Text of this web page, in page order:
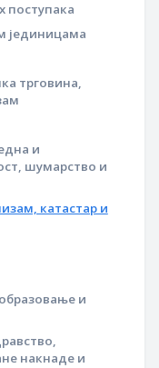
поступака
јединицама
трговина,
и
шумарство и
катастар и
и
накнаде и